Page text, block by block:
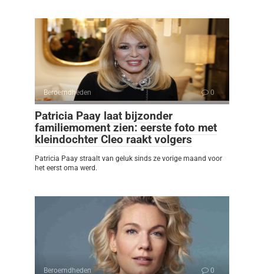
Beroemdheden 0
Patricia Paay laat bijzonder
familiemoment zien: eerste foto met
kleindochter Cleo raakt volgers
Patricia Paay straalt van geluk sinds ze vorige maand voor
het eerst oma werd.
Beroemdheden 0